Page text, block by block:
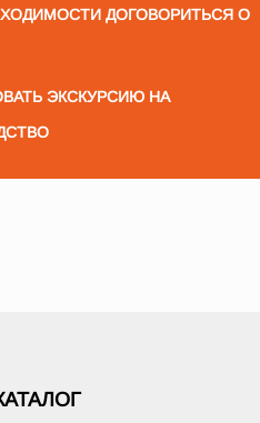
ДОГОВОРИТЬСЯ О
ЭКСКУРСИЮ НА